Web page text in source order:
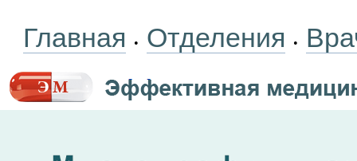
Главная • Отделения •